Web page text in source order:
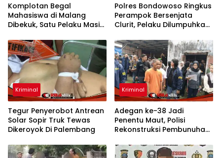
Komplotan Begal
Mahasiswa di Malang
Dibekuk, Satu Pelaku Masih
Polres Bondowoso Ringkus
Perampok Bersenjata
Clurit, Pelaku Dilumpuhkan
Kriminal
Tegur Penyerobot Antrean
Solar Sopir Truk Tewas
Dikeroyok Di Palembang
Kriminal
Adegan ke-38 Jadi
Penentu Maut, Polisi
Rekonstruksi Pembunuhan